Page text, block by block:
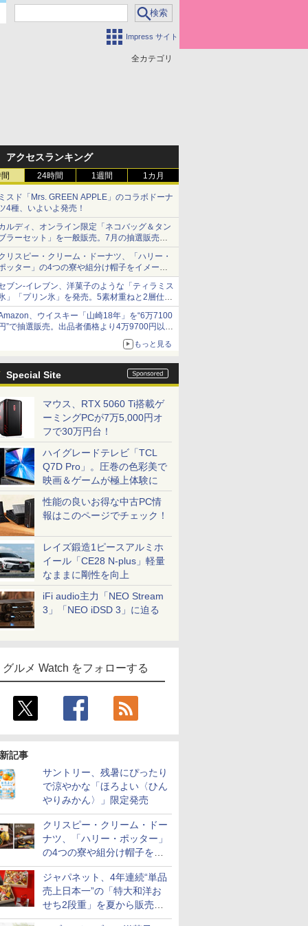
Impress サイト
全カテゴリ
アクセスランキング
24時間 1週間 1カ月
スド「Mrs. GREEN APPLE」のコラボドーナ
4種、いよいよ発売！
ルディ、オンライン限定「ネコバッグ＆タン
ラーセット」を一般販売。7月の抽選販売の
選無効分
リスピー・クリーム・ドーナツ、「ハリー・
ッター」の4つの寮や組分け帽子をイメージ
たドーナツなど発売
ブン-イレブン、洋菓子のような「ティラミス
」「プリン氷」を発売。5素材重ねと2層仕立
の濃厚な味わい
、ウイスキー「山崎18年」を“6万7100
”で抽選販売。出品者価格より4万9700円以上
もっと見る
Special Site
マウス、RTX 5060 Ti搭載ゲ
ーミングPCが7万5,000円オ
フで30万円台！
ハイグレードテレビ「TCL
Q7D Pro」。圧巻の色彩美で
映画＆ゲームが極上体験に
性能の良いお得な中古PC情
報はこのページでチェック！
レイズ鍛造1ピースアルミホ
イール「CE28 N-plus」軽量
なままに剛性を向上
iFi audio主力「NEO Stream
3」「NEO iDSD 3」に迫る
グルメ Watch をフォローする
記事
サントリー、残暑にぴったり
で涼やかな「ほろよい〈ひん
やりみかん〉」限定発売
クリスピー・クリーム・ドー
ナツ、「ハリー・ポッター」
の4つの寮や組分け帽子をイ
メージしたドーナツなど発売
ジャパネット、4年連続“単品
売上日本一”の「特大和洋お
せち2段重」を夏から販売。
73品・年越しそば付き